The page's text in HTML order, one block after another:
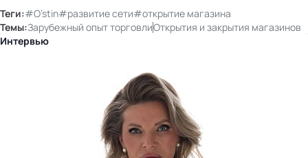
Теги:#O’stin#развитие сети#открытие магазина
Темы:Зарубежный опыт торговлиОткрытия и закрытия магазинов
Интервью